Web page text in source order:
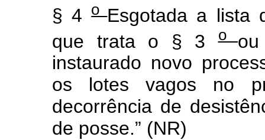
§ 4o Esgotada a lista
que trata o § 3o
instaurado novo
os lotes vagos no
decorrência de
de posse.” (NR)